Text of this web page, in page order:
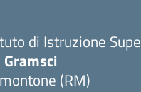
di Istruzione
(RM)